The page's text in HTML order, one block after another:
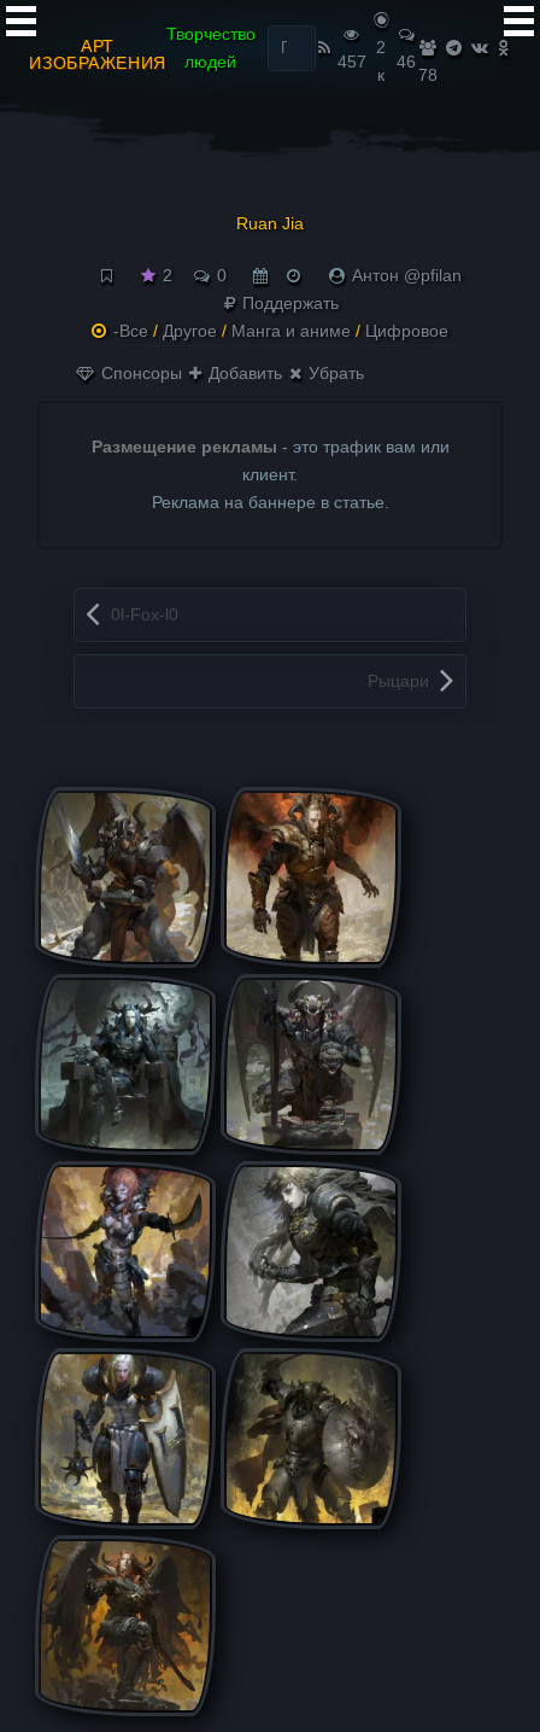
АРТ
ИЗОБРАЖЕНИЯ
Творчество
людей
Найти:
457
2
к
46
78
Ruan Jia
2 0
Антон @pfilan
Поддержать
-Все / Другое / Манга и аниме / Цифровое
Спонсоры Добавить Убрать
Размещение рекламы - это трафик вам или
клиент.
Реклама на баннере в статье.
Запись навигация
0l-Fox-l0
Рыцари